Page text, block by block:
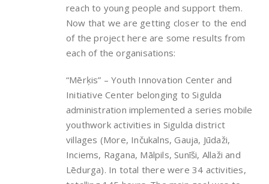
reach to young people and support them.
Now that we are getting closer to the end
of the project here are some results from
each of the organisations:
“Mērķis” – Youth Innovation Center and
Initiative Center belonging to Sigulda
administration implemented a series mobile
youthwork activities in Sigulda district
villages (More, Inčukalns, Gauja, Jūdaži,
Inciems, Ragana, Mālpils, Sunīši, Allaži and
Lēdurga). In total there were 34 activities,